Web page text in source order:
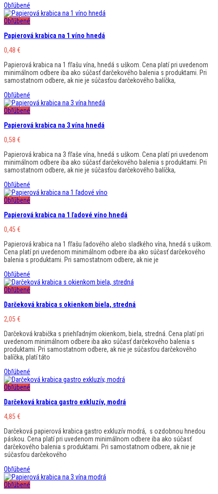
Obľúbené
Obľúbené
Papierová krabica na 1 víno hnedá
0,48 €
Papierová krabica na 1 fľašu vína, hnedá s uškom. Cena platí pri uvedenom
minimálnom odbere iba ako súčasť darčekového balenia s produktami. Pri
samostatnom odbere, ak nie je súčasťou darčekového balíčka,
Obľúbené
Obľúbené
Papierová krabica na 3 vína hnedá
0,58 €
Papierová krabica na 3 fľaše vína, hnedá s uškom. Cena platí pri uvedenom
minimálnom odbere iba ako súčasť darčekového balenia s produktami. Pri
samostatnom odbere, ak nie je súčasťou darčekového balíčka,
Obľúbené
Obľúbené
Papierová krabica na 1 ľadové víno hnedá
0,45 €
Papierová krabica na 1 fľašu ľadového alebo sladkého vína, hnedá s uškom.
Cena platí pri uvedenom minimálnom odbere iba ako súčasť darčekového
balenia s produktami. Pri samostatnom odbere, ak nie je
Obľúbené
Obľúbené
Darčeková krabica s okienkom biela, stredná
2,05 €
Darčeková krabička s priehľadným okienkom, biela, stredná. Cena platí pri
uvedenom minimálnom odbere iba ako súčasť darčekového balenia s
produktami. Pri samostatnom odbere, ak nie je súčasťou darčekového
balíčka, platí táto
Obľúbené
Obľúbené
Darčeková krabica gastro exkluzív, modrá
4,85 €
Darčeková papierová krabica gastro exkluzív modrá, s ozdobnou hnedou
páskou. Cena platí pri uvedenom minimálnom odbere iba ako súčasť
darčekového balenia s produktami. Pri samostatnom odbere, ak nie je
súčasťou darčekového
Obľúbené
Obľúbené